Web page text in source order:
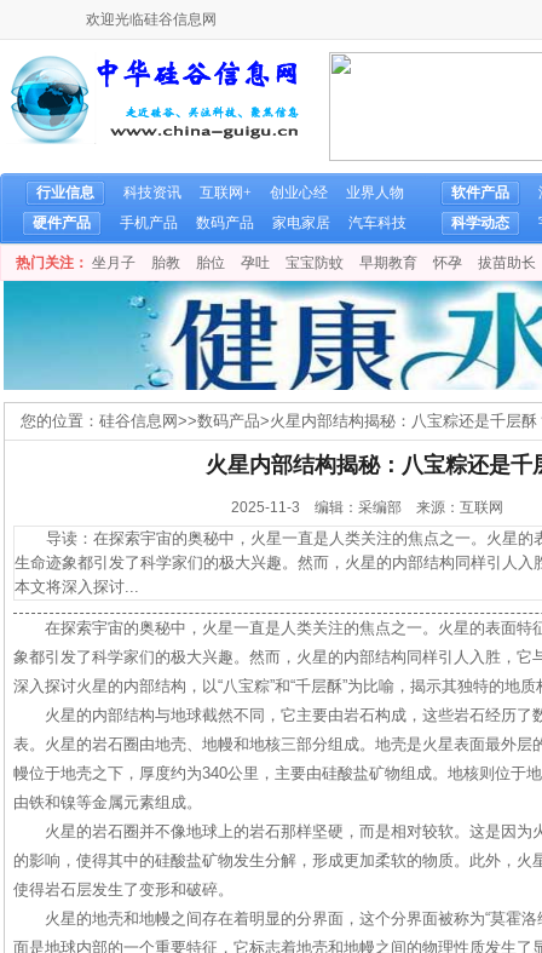
欢迎光临硅谷信息网
行业信息 科技资讯 互联网+ 创业心经
业界人物
硬件产品
手机产品 数码产品 家电家居 汽车科技
软件产品
科学动态
热门关注： 坐月子 胎教 胎位 孕吐 宝宝防蚊 早期教育 怀孕 拔苗助长
您的位置： 硅谷信息网>>数码产品>火星内部结构揭秘：八宝粽还是千层酥
火星内部结构揭秘：八宝粽还是千
2025-11-3 编辑：采编部 来源：互联网
导读：在探索宇宙的奥秘中，火星一直是人类关注的焦点之一。火星的
生命迹象都引发了科学家们的极大兴趣。然而，火星的内部结构同样引人
本文将深入探讨...
在探索宇宙的奥秘中，火星一直是人类关注的焦点之一。火星的表面特
象都引发了科学家们的极大兴趣。然而，火星的内部结构同样引人入胜，它
深入探讨火星的内部结构，以“八宝粽”和“千层酥”为比喻，揭示其独特的地
火星的内部结构与地球截然不同，它主要由岩石构成，这些岩石经历了
表。火星的岩石圈由地壳、地幔和地核三部分组成。地壳是火星表面最外层
幔位于地壳之下，厚度约为340公里，主要由硅酸盐矿物组成。地核则位于
由铁和镍等金属元素组成。
火星的岩石圈并不像地球上的岩石那样坚硬，而是相对较软。这是因为
的影响，使得其中的硅酸盐矿物发生分解，形成更加柔软的物质。此外，火
使得岩石层发生了变形和破碎。
火星的地壳和地幔之间存在着明显的分界面，这个分界面被称为“莫霍
面是地球内部的一个重要特征，它标志着地壳和地幔之间的物理性质发生了